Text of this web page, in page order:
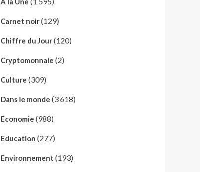
Carnet noir(129)
Chiffre du Jour(120)
Cryptomonnaie (2)
Culture (309)
Dans le monde (3 618)
Economie (988)
Education (277)
Environnement (193)